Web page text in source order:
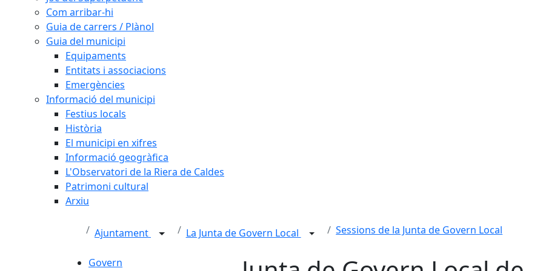
Com arribar-hi
Guia de carrers / Plànol
Guia del municipi
Equipaments
Entitats i associacions
Emergències
Informació del municipi
Festius locals
Història
El municipi en xifres
Informació geogràfica
L'Observatori de la Riera de Caldes
Patrimoni cultural
Arxiu
Ajuntament La Junta de Govern Local Sessions de la Junta de Govern Local
Govern